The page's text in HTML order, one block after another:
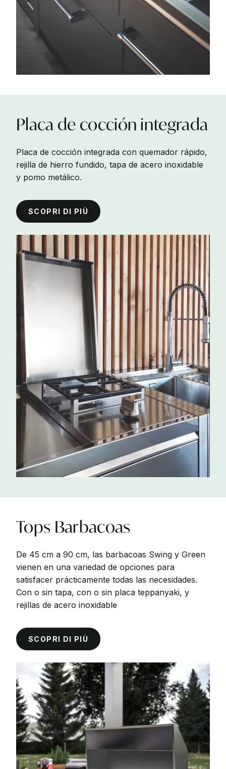
Placa de cocción integrada
Placa de cocción integrada con quemador rápido,
rejilla de hierro fundido, tapa de acero inoxidable
y pomo metálico.
SCOPRI DI PIÙ
Tops Barbacoas
De 45 cm a 90 cm, las barbacoas Swing y Green
vienen en una variedad de opciones para
satisfacer prácticamente todas las necesidades.
Con o sin tapa, con o sin placa teppanyaki, y
rejillas de acero inoxidable
SCOPRI DI PIÙ